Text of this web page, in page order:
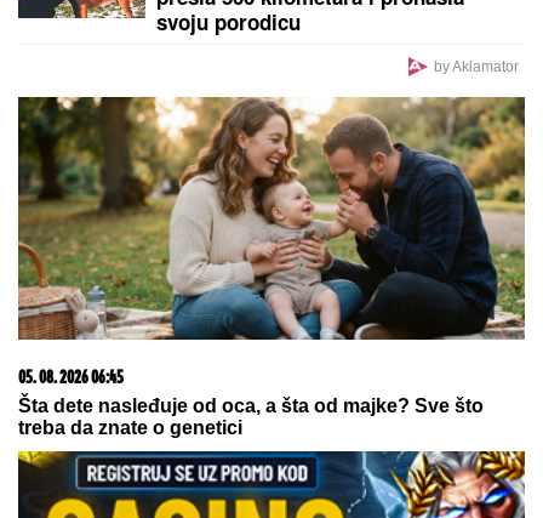
svoju porodicu
by Aklamator
05. 08. 2026 06:45
Šta dete nasleđuje od oca, a šta od majke? Sve što
treba da znate o genetici